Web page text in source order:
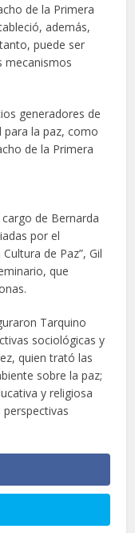
de la Primera
además,
puede ser
mecanismos
generadores de
para la paz, como
de la Primera
de Bernarda
por el
de Paz”, Gil
que
Tarquino
sociológicas y
quien trató las
sobre la paz;
y religiosa
perspectivas